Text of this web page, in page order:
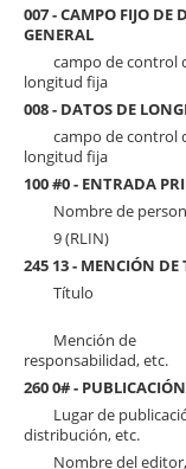
007 - CAMPO FIJO DE
GENERAL
campo de control
longitud fija
008 - DATOS DE
campo de control
longitud fija
100 #0 - ENTRADA
Nombre de
9 (RLIN)
245 13 - MENCIÓN DE
Título
Mención de
responsabilidad, etc.
260 0# -
Lugar de
distribución, etc.
Nombre del editor,